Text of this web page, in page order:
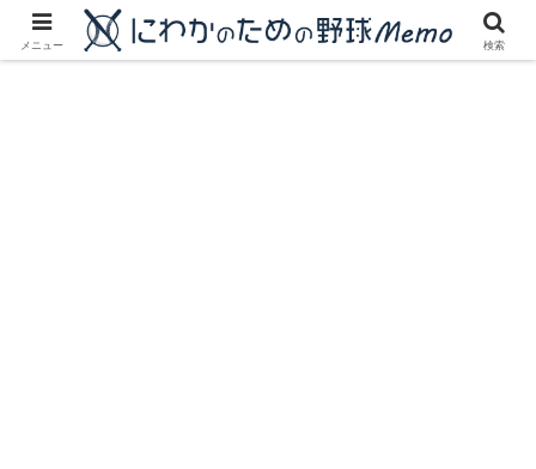
にわかに優しいプロ野球ブログ
メニュー 検索